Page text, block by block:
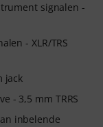
signalen -
- XLR/TRS
jack
- 3,5 mm TRRS
inbelende